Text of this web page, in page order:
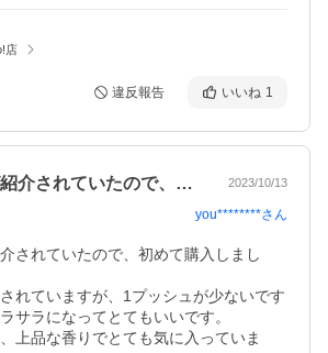
店
違反報告 いいね 1
ブロガーさんが紹介されていたので、初め… 2023/10/13
you********さん
されていたので、初めて購入しまし
れていますが、1プッシュが少ないです
サラになってとてもいいです。
上品な香りでとても気に入っていま